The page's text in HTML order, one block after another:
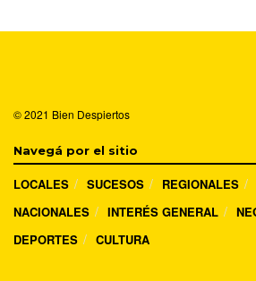
© 2021 Bien Despiertos
Navegá por el sitio
LOCALES SUCESOS REGIONALES
NACIONALES
INTERÉS GENERAL
DEPORTES
CULTURA